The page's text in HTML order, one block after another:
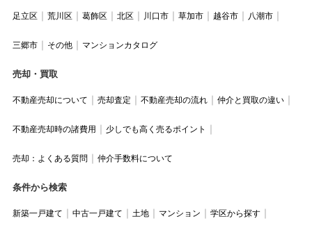
足立区 荒川区 葛飾区 北区 川口市 草加市 越谷市 八潮市
三郷市 その他 マンションカタログ
売却・買取
不動産売却について 売却査定 不動産売却の流れ 仲介と買取の違い
不動産売却時の諸費用 少しでも高く売るポイント
売却：よくある質問 仲介手数料について
条件から検索
新築一戸建て 中古一戸建て 土地 マンション 学区から探す